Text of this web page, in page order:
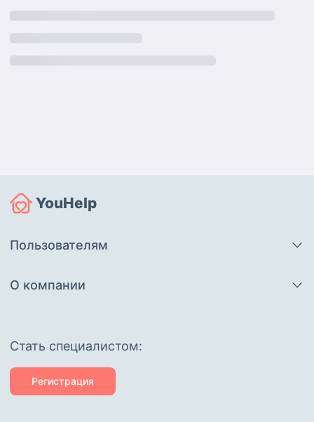
YouHelp
Пользователям
О компании
Cтать специалистом:
Регистрация